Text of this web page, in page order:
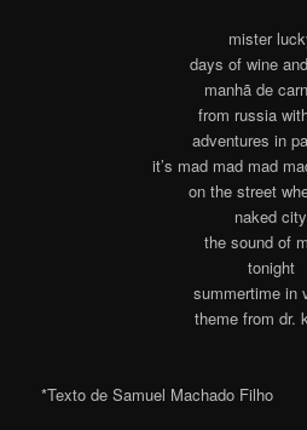
mister
days of wine
manhã de
from russia
adventures in
it’s mad mad mad
on the street
naked city
the sound of
tonight
summertime in
theme from dr.
*Texto de Samuel Machado Filho